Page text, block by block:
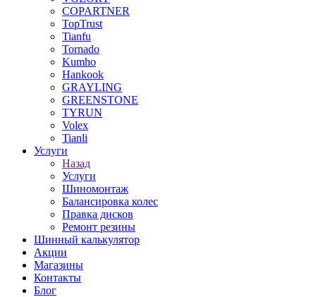
COPARTNER
TopTrust
Tianfu
Tornado
Kumho
Hankook
GRAYLING
GREENSTONE
TYRUN
Volex
Tianli
Услуги
Назад
Услуги
Шиномонтаж
Балансировка колес
Правка дисков
Ремонт резины
Шинный калькулятор
Акции
Магазины
Контакты
Блог